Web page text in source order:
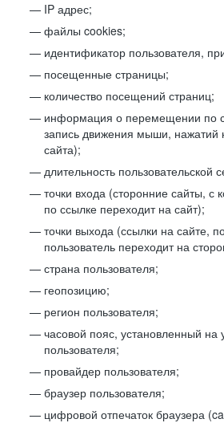
IP адрес;
файлы cookies;
идентификатор пользователя,
посещенные страницы;
количество посещений страниц;
информация о перемещении по
запись движения мыши, нажатий
сайта);
длительность пользовательской
точки входа (сторонние сайты, с
по ссылке переходит на сайт);
точки выхода (ссылки на сайте,
пользователь переходит на
страна пользователя;
геопозицию;
регион пользователя;
часовой пояс, установленный на
пользователя;
провайдер пользователя;
браузер пользователя;
цифровой отпечаток браузера